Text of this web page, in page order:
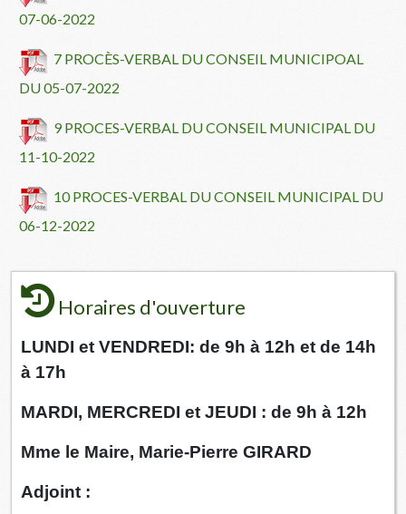
07-06-2022
7 PROCÈS-VERBAL DU CONSEIL MUNICIPOAL
DU 05-07-2022
9 PROCES-VERBAL DU CONSEIL MUNICIPAL DU
11-10-2022
10 PROCES-VERBAL DU CONSEIL MUNICIPAL DU
06-12-2022
Horaires d'ouverture
LUNDI et VENDREDI: de 9h à 12h et de 14h
à 17h
MARDI, MERCREDI et JEUDI : de 9h à 12h
Mme le Maire, Marie-Pierre GIRARD
Adjoint :